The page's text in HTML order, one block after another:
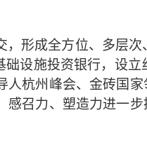
，形成全方位、多层
设施投资银行，设
杭州峰会、金砖国家
感召力、塑造力进一